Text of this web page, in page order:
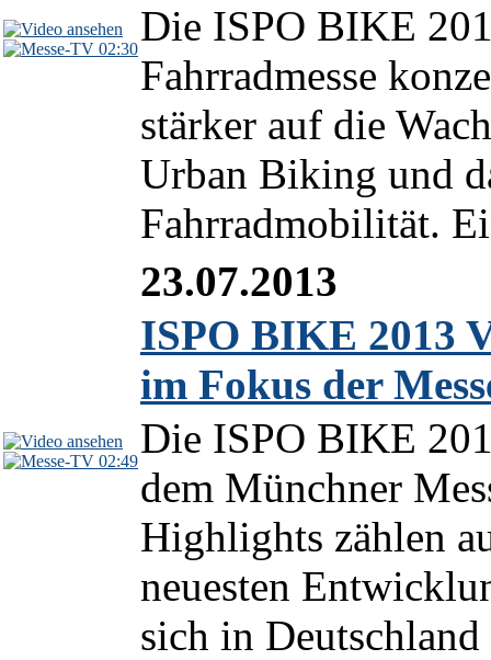
02:30Die ISPO BIKE
Fahrradmesse
stärker auf die
Urban Biking und
Fahrradmobilität.
02:49
23.07.2013
ISPO BIKE 2013
im Fokus der
Die ISPO BIKE
dem Münchner
Highlights zählen
neuesten
sich in